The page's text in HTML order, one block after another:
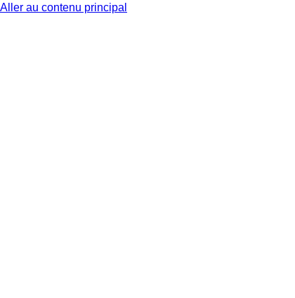
Aller au contenu principal